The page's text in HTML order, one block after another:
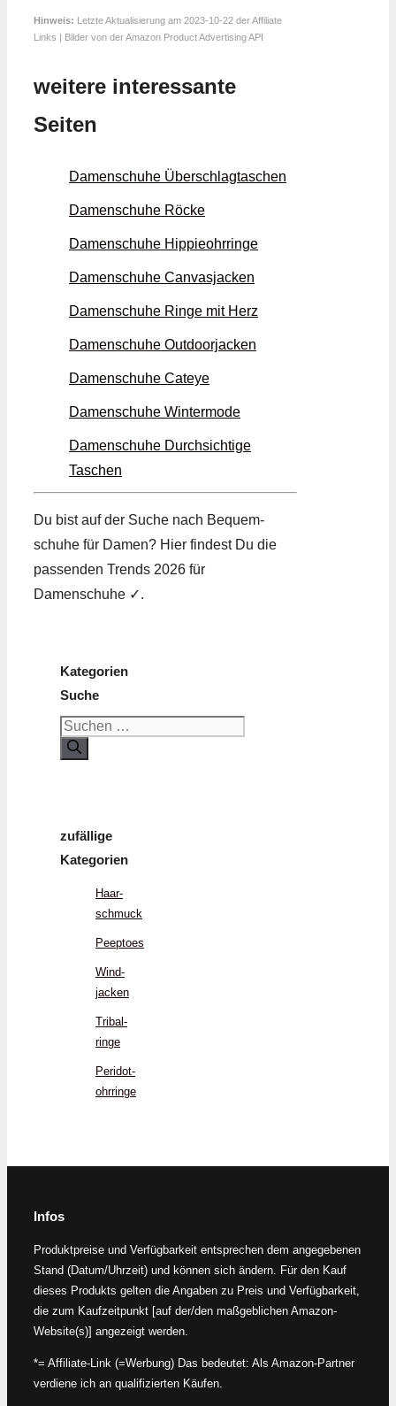
Hinweis: Letzte Aktualisierung am 2023-10-22 der Affiliate
Links | Bilder von der Amazon Product Advertising API
weitere interessante
Seiten
Damenschuhe Überschlag­taschen
Damenschuhe Röcke
Damenschuhe Hippie­ohrringe
Damenschuhe Canvas­jacken
Damenschuhe Ringe mit Herz
Damenschuhe Outdoor­jacken
Damenschuhe Cateye
Damenschuhe Winter­mode
Damenschuhe Durch­sichtige
Taschen
Du bist auf der Suche nach Bequem­
schuhe für Damen? Hier findest Du die
passenden Trends 2026 für
Damenschuhe ✓.
Kategorien
Suche
Suchen
nach:
zufällige
Kategorien
Haar­
schmuck
Peeptoes
Wind­
jacken
Tribal­
ringe
Peridot­
ohrringe
Infos
Produktpreise und Verfügbarkeit entsprechen dem angegebenen
Stand (Datum/Uhrzeit) und können sich ändern. Für den Kauf
dieses Produkts gelten die Angaben zu Preis und Verfügbarkeit,
die zum Kaufzeitpunkt [auf der/den maßgeblichen Amazon-
Website(s)] angezeigt werden.
*= Affiliate-Link (=Werbung) Das bedeutet: Als Amazon-Partner
verdiene ich an qualifizierten Käufen.